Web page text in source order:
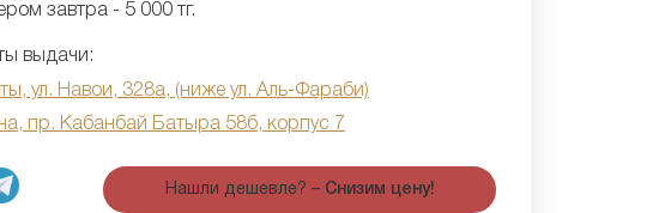
завтра - 5 000 тг.
выдачи:
ул. Навои, 328а, (ниже ул. Аль-Фараби)
пр. Кабанбай Батыра 58б, корпус 7
Нашли дешевле? – Снизим цену!